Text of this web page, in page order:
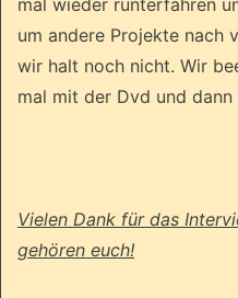
um andere Projekte nach
wir halt noch nicht. Wir
mal mit der Dvd und
Vielen Dank für das
gehören euch!